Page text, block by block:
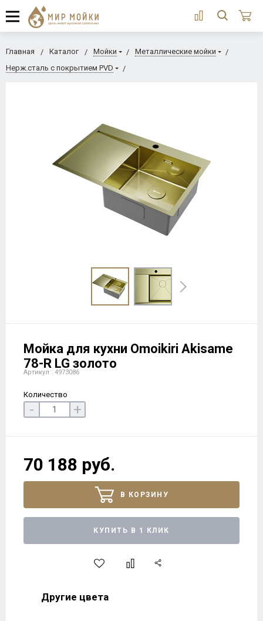
Главная Каталог Мойки
Металлические мойки
Нерж.сталь с покрытием PVD
Мойка для кухни Omoikiri Akisame
78-R LG золото
Артикул : 4973086
Количество
- +
70 188 руб.
В КОРЗИНУ
КУПИТЬ В 1 КЛИК
Другие цвета